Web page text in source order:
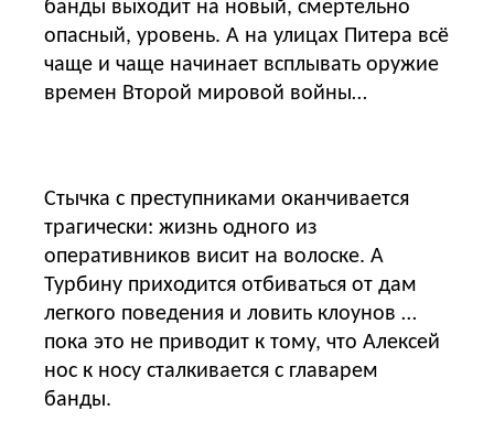
банды выходит на новый, смертельно
опасный, уровень. А на улицах Питера всё
чаще и чаще начинает всплывать оружие
времен Второй мировой войны…
Стычка с преступниками оканчивается
трагически: жизнь одного из
оперативников висит на волоске. А
Турбину приходится отбиваться от дам
легкого поведения и ловить клоунов …
пока это не приводит к тому, что Алексей
нос к носу сталкивается с главарем
банды.